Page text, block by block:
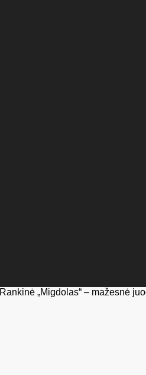
Rankinė „Migdolas“ – mažesnė